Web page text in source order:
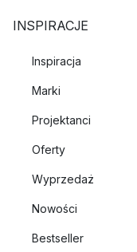
INSPIRACJE
Inspiracja
Marki
Projektanci
Oferty
Wyprzedaż
Nowości
Bestseller